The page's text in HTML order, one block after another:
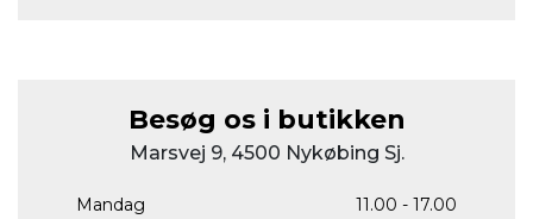
Besøg os i butikken
Marsvej 9, 4500 Nykøbing Sj.
Mandag
11.00 - 17.00